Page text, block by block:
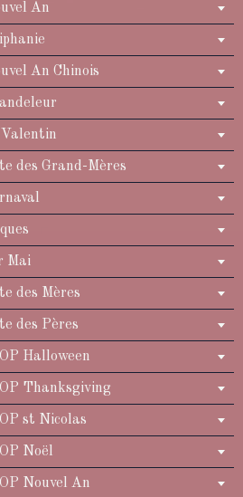
An
An Chinois
des Grand-Mères
Mai
des Mères
des Pères
Halloween
Thanksgiving
st Nicolas
Noël
Nouvel An